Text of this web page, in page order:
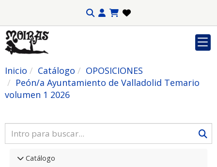
Inicio Catálogo
OPOSICIONES
Peón/a Ayuntamiento de Valladolid Temario
volumen 1 2026
Catálogo